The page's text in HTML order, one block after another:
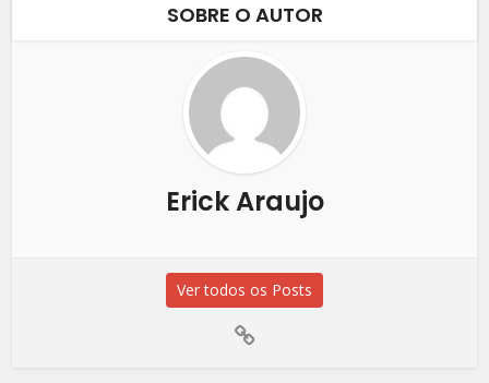
SOBRE O AUTOR
Erick Araujo
Ver todos os Posts